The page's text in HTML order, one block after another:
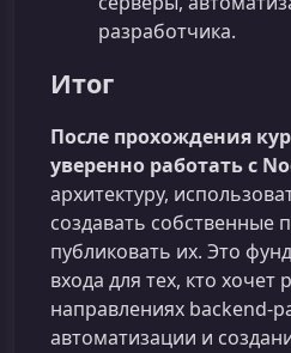
разработчика.
Итог
После прохождения
уверенно работать с
архитектуру,
создавать собственные
публиковать их. Это
входа для тех, кто хочет
направлениях
автоматизации и